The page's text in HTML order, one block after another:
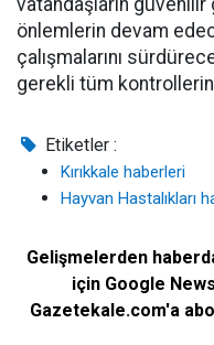
vatandaşların güvenilir
önlemlerin devam
çalışmalarını
gerekli tüm kontrollerin
Etiketler :
Kırıkkale haberleri
Hayvan Hastalıkları
Gelişmelerden
için Google
Gazetekale.com'a